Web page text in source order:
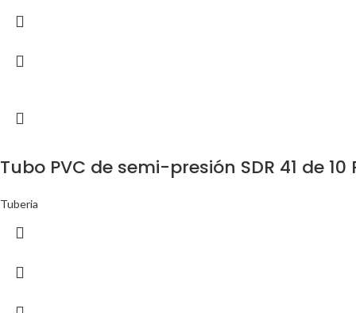
Tubo PVC de semi-presión SDR 41 de 10
Tuberia